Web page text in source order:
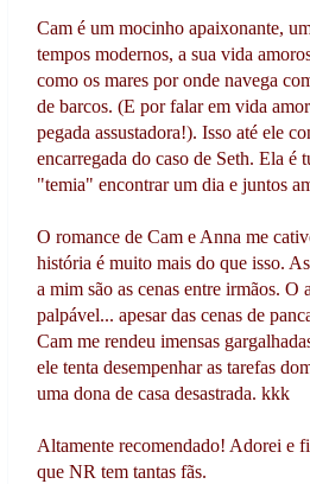
Cam é um mocinho apaixonante,
tempos modernos, a sua vida
como os mares por onde navega
de barcos. (E por falar em vida
pegada assustadora!). Isso até ele
encarregada do caso de Seth. Ela é
"temia" encontrar um dia e juntos
O romance de Cam e Anna me
história é muito mais do que isso.
a mim são as cenas entre irmãos. O
palpável... apesar das cenas de
Cam me rendeu imensas
ele tenta desempenhar as tarefas
uma dona de casa desastrada. kkk
Altamente recomendado! Adorei e
que NR tem tantas fãs.